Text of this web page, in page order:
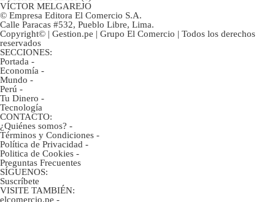
VÍCTOR MELGAREJO
© Empresa Editora El Comercio S.A.
Calle Paracas #532, Pueblo Libre, Lima.
Copyright© | Gestion.pe | Grupo El Comercio | Todos los derechos
reservados
SECCIONES:
Portada -
Economía -
Mundo -
Perú -
Tu Dinero -
Tecnología
CONTACTO:
¿Quiénes somos? -
Términos y Condiciones -
Política de Privacidad -
Politica de Cookies -
Preguntas Frecuentes
SÍGUENOS:
Suscríbete
VISITE TAMBIÉN:
elcomercio.pe -